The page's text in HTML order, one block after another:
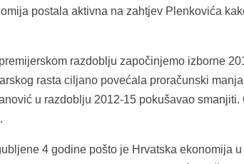
postala aktivna na zahtjev Plenkovića
razdoblju započinjemo izborne
rasta ciljano povećala proračunski
u razdoblju 2012-15 pokušavao smanjiti.
.
4 godine pošto je Hrvatska ekonomija